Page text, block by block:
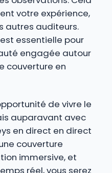
votre expérience,
autres auditeurs.
essentielle pour
engagée autour
couverture en
de vivre le
auparavant avec
en direct en direct
couverture
immersive, et